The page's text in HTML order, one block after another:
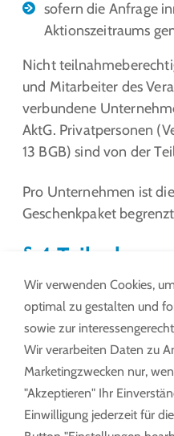
sofern die Anfrage
Aktionszeitraums
Nicht
und Mitarbeiter des
verbundene
AktG. Privatpersonen
13 BGB) sind von der
Pro Unternehmen ist
Geschenkpaket
§ 4 Teilnahme
Die Teilnahme an
Einreichung einer
über den myLock
Website des
Der Netto-
Product Finder
zum Zeitpunkt der
Ein Anspruch auf
Wir verwenden Cookies,
optimal zu gestalten und
sowie zur
Wir verarbeiten Daten zu
Marketingzwecken nur,
"Akzeptieren" Ihr
Einwilligung jederzeit für